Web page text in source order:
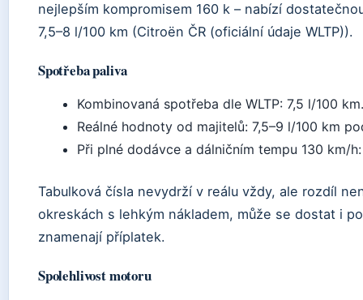
nejlepším kompromisem 160 k – nabízí
7,5–8 l/100 km (Citroën ČR (oficiální údaje WLTP)).
Spotřeba paliva
Kombinovaná spotřeba dle WLTP: 7,5 l/100 km.
Reálné hodnoty od majitelů: 7,5–9 l/100 km
Při plné dodávce a dálničním tempu 130 km/
Tabulková čísla nevydrží v reálu vždy, ale rozdíl
okreskách s lehkým nákladem, může se dostat i
znamenají příplatek.
Spolehlivost motoru